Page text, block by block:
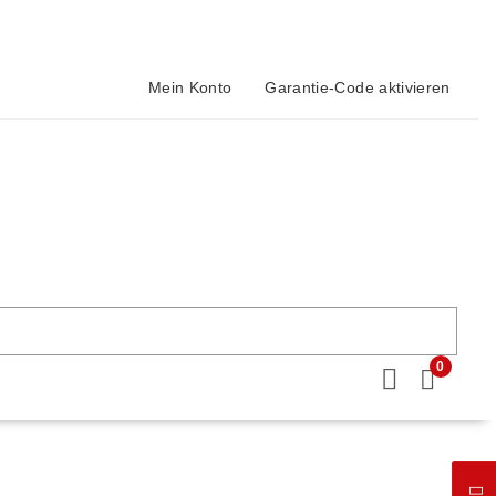
Mein Konto Garantie-Code aktivieren
0